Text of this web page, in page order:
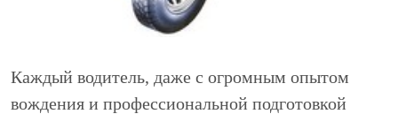
Каждый водитель, даже с огромным опытом
вождения и профессиональной подготовкой